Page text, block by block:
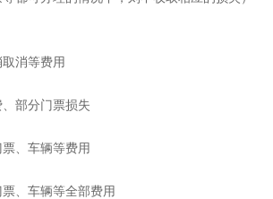
消等费用
部分门票损失
、车辆等费用
、车辆等全部费用